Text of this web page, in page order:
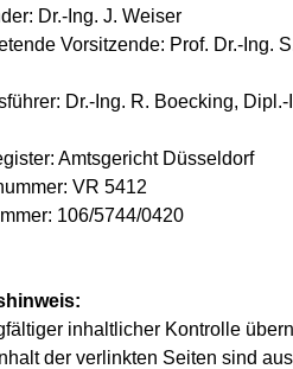
Dr.-Ing. J. Weiser
Vorsitzende: Prof. Dr.-Ing.
Dr.-Ing. R. Boecking,
Amtsgericht Düsseldorf
VR 5412
106/5744/0420
inhaltlicher Kontrolle
der verlinkten Seiten sind